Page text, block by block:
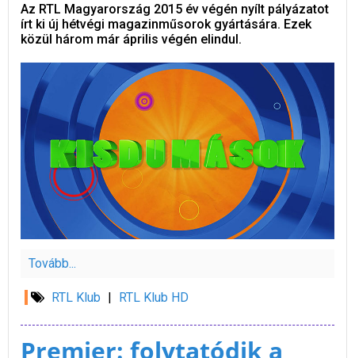
Az RTL Magyarország 2015 év végén nyílt pályázatot
írt ki új hétvégi magazinműsorok gyártására. Ezek
közül három már április végén elindul.
Tovább...
RTL Klub | RTL Klub HD
Premier: folytatódik a